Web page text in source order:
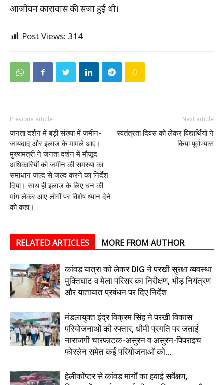
आजीवन कारावास की सजा हुई थी।
Post Views: 314
Previous article
जनता दर्शन में बड़ी संख्या में जमीन-
जायदाद और इलाज के मामले आए।
मुख्यमंत्री ने जनता दर्शन में मौजूद
अधिकारियों को जमीन की समस्या का
समाधान जल्द से जल्द करने का निर्देश
दिया। साथ ही इलाज के लिए धन की
मांग लेकर आए लोगों पर विशेष ध्यान देने
को कहा।
Next article
स्वतंत्रता दिवस को लेकर विद्यार्थियों ने
किया पूर्वाभ्यास
RELATED ARTICLES MORE FROM AUTHOR
कांवड़ यात्रा को लेकर DIG ने परखी सुरक्षा व्यवस्था
मुक्तिघाट व मेला परिसर का निरीक्षण, भीड़ नियंत्रण
और यातायात प्रबंधन पर दिए निर्देश
मंडलायुक्त इंद्र विक्रम सिंह ने परखी विकास
परियोजनाओं की रफ्तार, धीमी प्रगति पर जताई
नाराजगी चारफाटक-असुरन व असुरन-पिपराइच
फोरलेन समेत कई परियोजनाओं को...
हेलीकॉप्टर से कांवड़ मार्गों का हवाई सर्वेक्षण,